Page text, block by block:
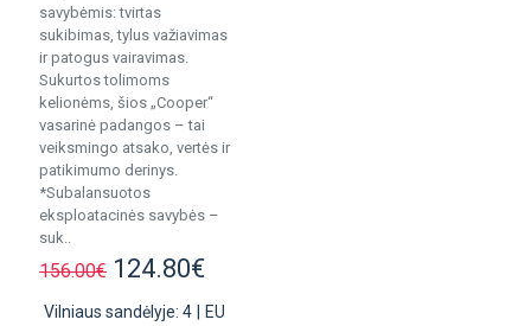
savybėmis: tvirtas
sukibimas, tylus važiavimas
ir patogus vairavimas.
Sukurtos tolimoms
kelionėms, šios „Cooper“
vasarinė padangos – tai
veiksmingo atsako, vertės ir
patikimumo derinys.
*Subalansuotos
eksploatacinės savybės –
suk..
156.00€ 124.80€
Vilniaus sandėlyje: 4
EU